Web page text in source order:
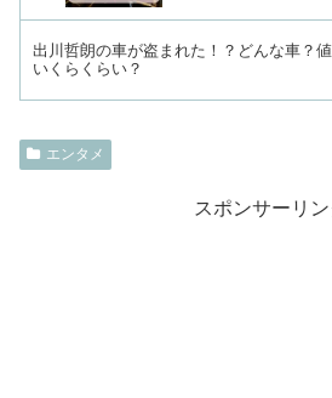
出川哲朗の車が盗まれた！？どんな車？
いくらくらい？
エンタメ
スポンサーリン